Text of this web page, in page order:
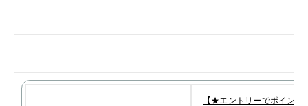
【★エントリーでポイント